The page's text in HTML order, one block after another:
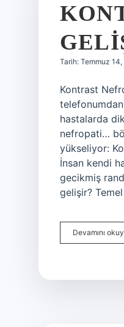
Tarih: Temmuz
Kontrast
hastalarda
nefropati…
yükseliyor:
İnsan kendi
gecikmiş
gelişir?
Devamını